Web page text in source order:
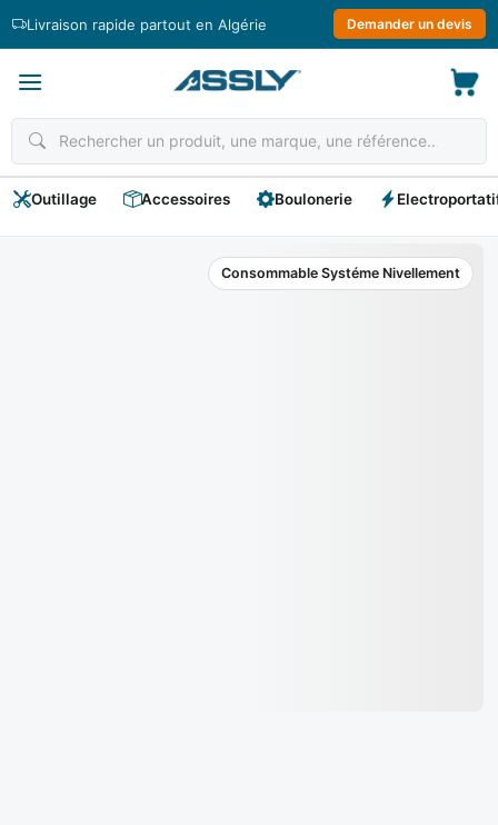
Livraison rapide partout en Algérie Demander un devis
Outillage Accessoires Boulonerie
Consommable Systéme Nivellement